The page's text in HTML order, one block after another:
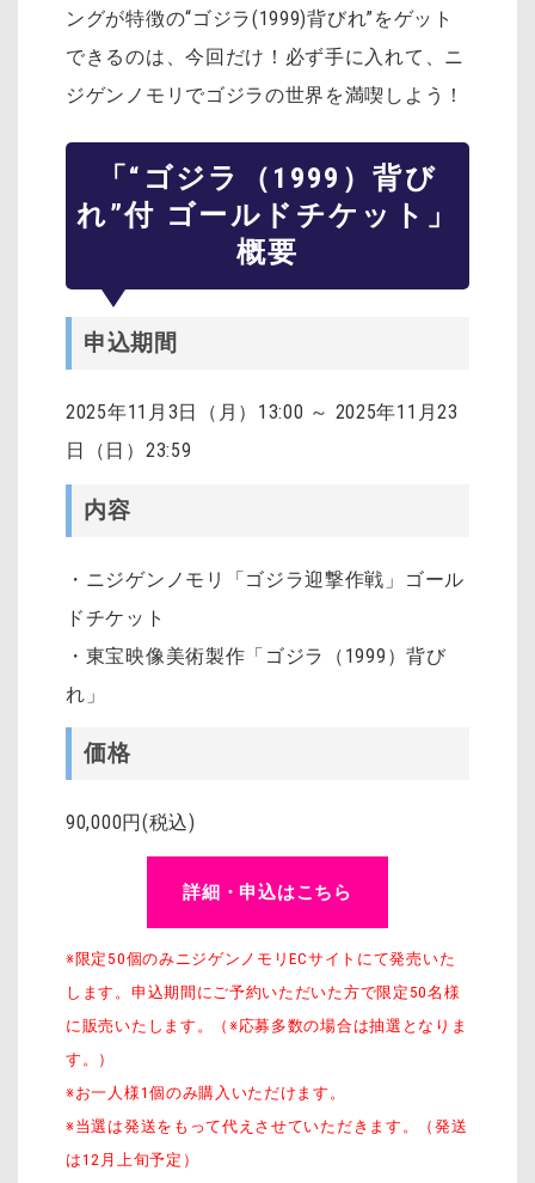
ングが特徴の“ゴジラ(1999)背びれ”をゲット
できるのは、今回だけ！必ず手に入れて、ニ
ジゲンノモリでゴジラの世界を満喫しよう！
「“ゴジラ（1999）背び
れ”付 ゴールドチケット」
概要
申込期間
2025年11月3日（月）13:00 ～ 2025年11月23
日（日）23:59
内容
・ニジゲンノモリ「ゴジラ迎撃作戦」ゴール
ドチケット
・東宝映像美術製作「ゴジラ（1999）背び
れ」
価格
90,000円(税込)
詳細・申込はこちら
※限定50個のみニジゲンノモリECサイトにて発売いた
します。申込期間にご予約いただいた方で限定50名様
に販売いたします。（※応募多数の場合は抽選となりま
す。）
※お一人様1個のみ購入いただけます。
※当選は発送をもって代えさせていただきます。（発送
は12月上旬予定）